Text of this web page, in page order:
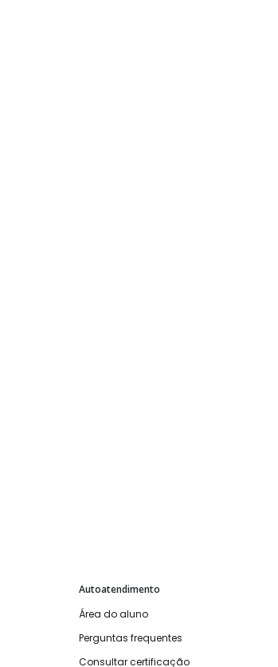
Autoatendimento
Área do aluno
Perguntas frequentes
Consultar certificação